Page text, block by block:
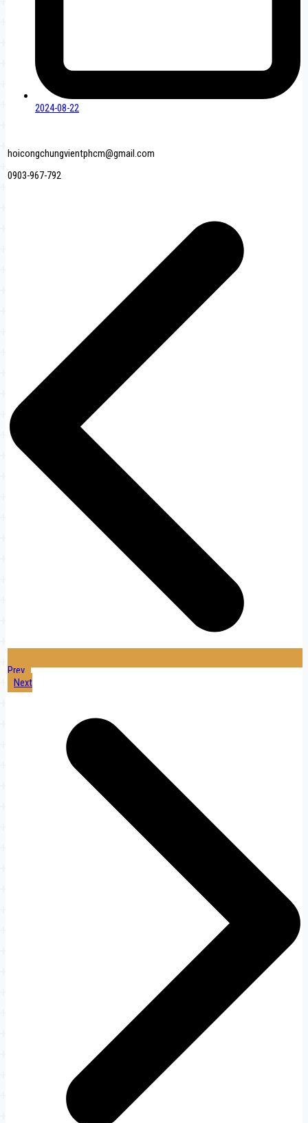
2024-08-22
hoicongchungvientphcm@gmail.com
0903-967-792
Prev
Next